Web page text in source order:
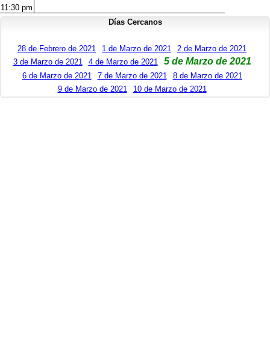
11:30 pm
Días Cercanos
28 de Febrero de 2021 1 de Marzo de 2021
2 de Marzo de 2021
3 de Marzo de 2021
4 de Marzo de 2021 5 de Marzo de 2021
6 de Marzo de 2021 7 de Marzo de 2021
8 de Marzo de 2021
9 de Marzo de 2021
10 de Marzo de 2021